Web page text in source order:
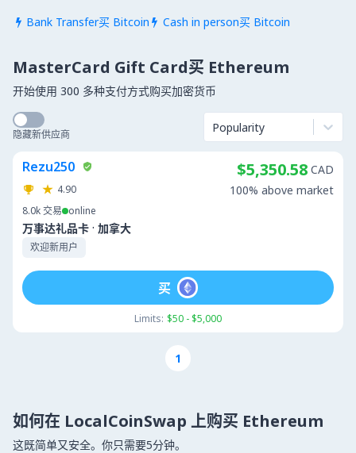
 Bank Transfer买 Bitcoin  Cash in person买 Bitcoin
MasterCard Gift Card买 Ethereum
开始使用 300 多种支付方式购买加密货币
隐藏新供应商 Popularity
Rezu250
4.90
8.0k交易 online
万事达礼品卡 · 加拿大
欢迎新用户
$5,350.58 CAD
100% above market
Limits: $50 - $5,000
买
1
如何在 LocalCoinSwap 上购买 Ethereum
这既简单又安全。你只需要5分钟。